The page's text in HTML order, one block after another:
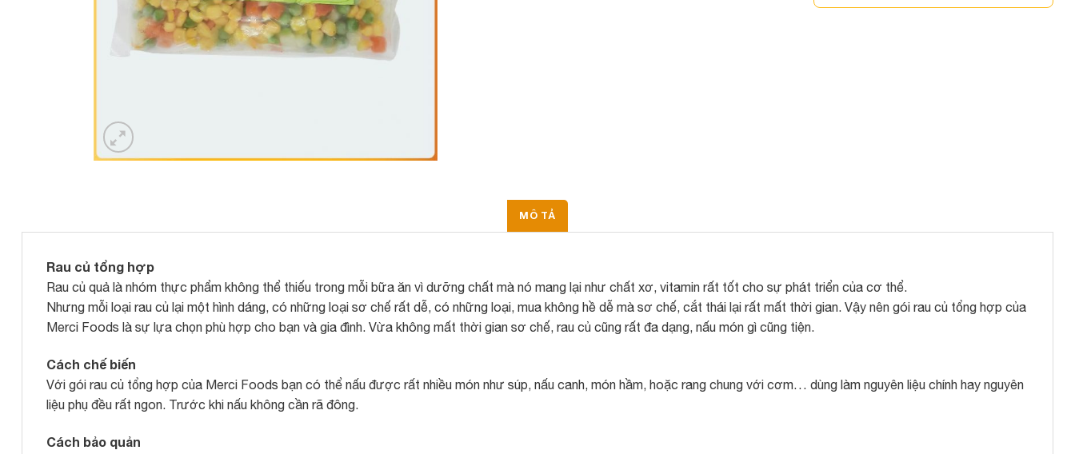
MÔ TẢ
Rau củ tổng hợp
Rau củ quả là nhóm thực phẩm không thể thiếu trong mỗi bữa ăn vì dưỡng chất mà nó mang lại như chất xơ, vitamin rất tốt cho sự phát triển của cơ thể.
Nhưng mỗi loại rau củ lại một hình dáng, có những loại sơ chế rất dễ, có những loại, mua không hề dễ mà sơ chế, cắt thái lại rất mất thời gian. Vậy nên gói rau củ tổng hợp của
Merci Foods là sự lựa chọn phù hợp cho bạn và gia đình. Vừa không mất thời gian sơ chế, rau củ cũng rất đa dạng, nấu món gì cũng tiện.
Cách chế biến
Với gói rau củ tổng hợp của Merci Foods bạn có thể nấu được rất nhiều món như súp, nấu canh, món hầm, hoặc rang chung với cơm… dùng làm nguyên liệu chính hay nguyên
liệu phụ đều rất ngon. Trước khi nấu không cần rã đông.
Cách bảo quản